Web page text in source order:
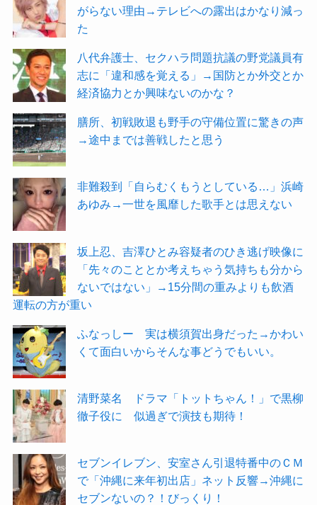
がらない理由→テレビへの露出はかなり減っ
た
八代弁護士、セクハラ問題抗議の野党議員有
志に「違和感を覚える」→国防とか外交とか
経済協力とか興味ないのかな？
膳所、初戦敗退も野手の守備位置に驚きの声
→途中までは善戦したと思う
非難殺到「自らむくもうとしている…」浜崎
あゆみ→一世を風靡した歌手とは思えない
坂上忍、吉澤ひとみ容疑者のひき逃げ映像に
「先々のこととか考えちゃう気持ちも分から
ないではない」→15分間の重みよりも飲酒
運転の方が重い
ふなっしー 実は横須賀出身だった→かわい
くて面白いからそんな事どうでもいい。
清野菜名 ドラマ「トットちゃん！」で黒柳
徹子役に 似過ぎで演技も期待！
セブンイレブン、安室さん引退特番中のＣＭ
で「沖縄に来年初出店」ネット反響→沖縄に
セブンないの？！びっくり！